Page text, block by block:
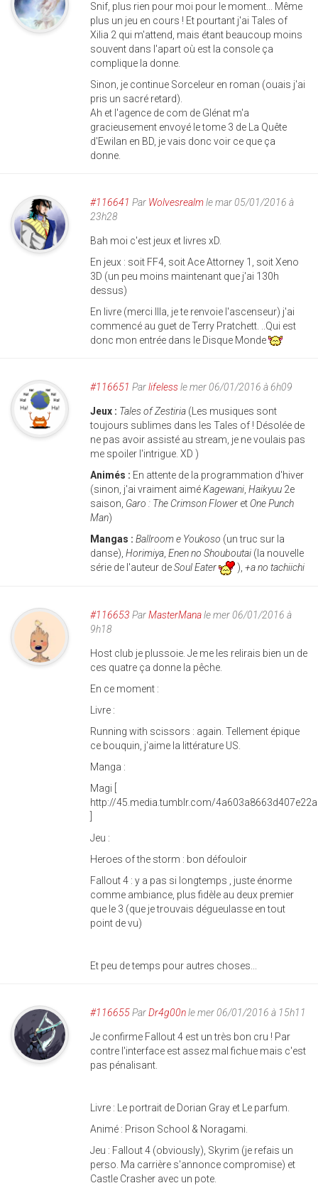
Snif, plus rien pour moi pour le moment... Même
plus un jeu en cours ! Et pourtant j'ai Tales of
Xilia 2 qui m'attend, mais étant beaucoup moins
souvent dans l'apart où est la console ça
complique la donne.
Sinon, je continue Sorceleur en roman (ouais j'ai
pris un sacré retard).
Ah et l'agence de com de Glénat m'a
gracieusement envoyé le tome 3 de La Quête
d'Ewilan en BD, je vais donc voir ce que ça
donne.
#116641 Par Wolvesrealmle mar 05/01/2016 à
23h28
Bah moi c'est jeux et livres xD.
En jeux : soit FF4, soit Ace Attorney 1, soit Xeno
3D (un peu moins maintenant que j'ai 130h
dessus)
En livre (merci Illa, je te renvoie l'ascenseur) j'ai
commencé au guet de Terry Pratchett. ..Qui est
donc mon entrée dans le Disque Monde
#116651 Parlifelessle mer 06/01/2016 à 6h09
Jeux : Tales of Zestiria (Les musiques sont
toujours sublimes dans les Tales of ! Désolée de
ne pas avoir assisté au stream, je ne voulais pas
me spoiler l'intrigue. XD )
Animés : En attente de la programmation d'hiver
(sinon, j'ai vraiment aiméKagewani Haikyuu 2e
saison, Garo : The Crimson Flower etOne Punch
Man)
Mangas : Ballroom e Youkoso (un truc sur la
danse), Horimiya Enen no Shouboutai (la nouvelle
série de l'auteur deSoul Eater ), +a no tachiichi
#116653 ParMasterManale mer 06/01/2016 à
9h18
Host club je plussoie. Je me les relirais bien un de
ces quatre ça donne la pêche.
En ce moment :
Livre :
Running with scissors : again. Tellement épique
ce bouquin, j'aime la littérature US.
Manga :
Magi [
http://45.media.tumblr.com/
Jeu :
Heroes of the storm : bon défouloir
Fallout 4 : y a pas si longtemps , juste énorme
comme ambiance, plus fidèle au deux premier
que le 3 (que je trouvais dégueulasse en tout
point de vu)
Et peu de temps pour autres choses...
#116655ParDr4g00nle mer 06/01/2016 à 15h11
Je confirme Fallout 4 est un très bon cru ! Par
contre l'interface est assez mal fichue mais c'est
pas pénalisant.
Livre : Le portrait de Dorian Gray et Le parfum.
Animé : Prison School & Noragami.
Jeu : Fallout 4 (obviously), Skyrim (je refais un
perso. Ma carrière s'annonce compromise) et
Castle Crasher avec un pote.